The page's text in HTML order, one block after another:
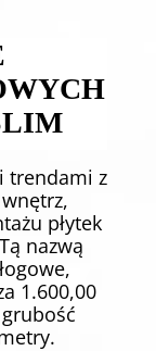
trendami z
płytek
nazwą
1.600,00